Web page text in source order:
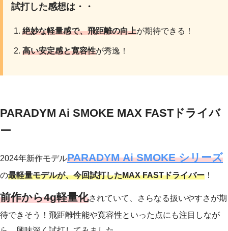
試打した感想は・・
絶妙な軽量感で、飛距離の向上が期待できる！
高い安定感と寛容性が秀逸！
PARADYM Ai SMOKE MAX FASTドライバ
ー
2024年新作モデルPARADYM Ai SMOKE シリーズ
の最軽量モデルが、今回試打したMAX FASTドライバー ！
前作から4g軽量化されていて、さらなる扱いやすさが期
待できそう！飛距離性能や寛容性といった点にも注目しなが